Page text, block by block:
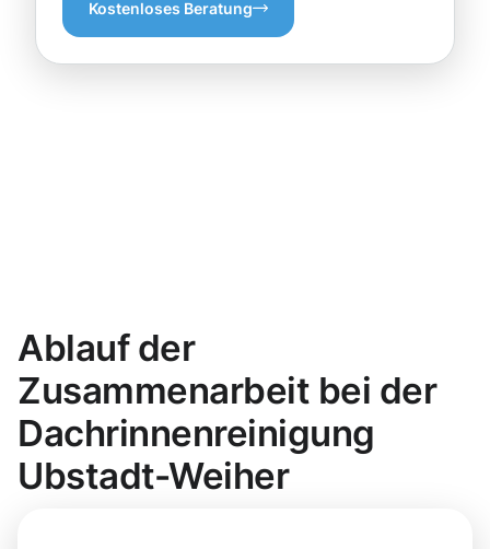
Kostenloses Beratung
Ablauf der
Zusammenarbeit bei der
Dachrinnenreinigung
Ubstadt-Weiher